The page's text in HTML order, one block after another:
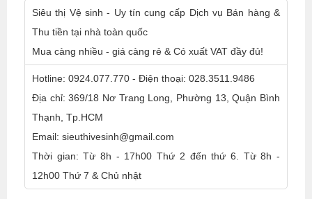
Siêu thị Vệ sinh - Uy tín cung cấp Dịch vụ Bán hàng &
Thu tiền tại nhà toàn quốc
Mua càng nhiều - giá càng rẻ & Có xuất VAT đầy đủ!
Hotline: 0924.077.770 - Điện thoại: 028.3511.9486
Địa chỉ: 369/18 Nơ Trang Long, Phường 13, Quận Bình
Thạnh, Tp.HCM
Email: sieuthivesinh@gmail.com
Thời gian: Từ 8h - 17h00 Thứ 2 đến thứ 6. Từ 8h -
12h00 Thứ 7 & Chủ nhật